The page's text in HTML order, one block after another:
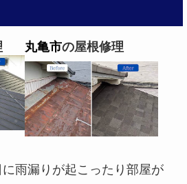
丸亀市の屋根修理
雨漏りが起こったり部屋が